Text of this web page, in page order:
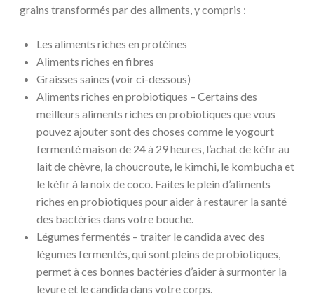
grains transformés par des aliments, y compris :
Les aliments riches en protéines
Aliments riches en fibres
Graisses saines (voir ci-dessous)
Aliments riches en probiotiques – Certains des
meilleurs aliments riches en probiotiques que vous
pouvez ajouter sont des choses comme le yogourt
fermenté maison de 24 à 29 heures, l’achat de kéfir au
lait de chèvre, la choucroute, le kimchi, le kombucha et
le kéfir à la noix de coco. Faites le plein d’aliments
riches en probiotiques pour aider à restaurer la santé
des bactéries dans votre bouche.
Légumes fermentés – traiter le candida avec des
légumes fermentés, qui sont pleins de probiotiques,
permet à ces bonnes bactéries d’aider à surmonter la
levure et le candida dans votre corps.